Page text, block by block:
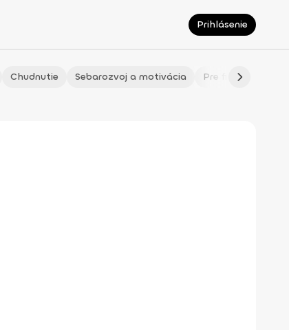
Prihlásenie
Chudnutie Sebarozvoj a motivácia Pre fitmaminky